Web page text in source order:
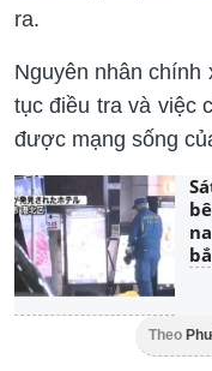
ra.
Nguyên nhân
tục điều tra và việc
được mạng sống
Theo